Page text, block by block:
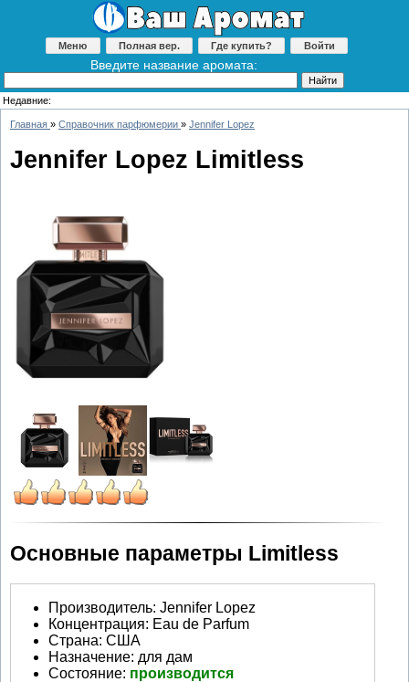
Меню Полная вер. Где купить? Войти
Введите название аромата:
Недавние:
Главная » Справочник парфюмерии » Jennifer Lopez
Jennifer Lopez Limitless
Основные параметры Limitless
Производитель: Jennifer Lopez
Концентрация: Eau de Parfum
Страна: США
Назначение: для дам
Состояние: производится